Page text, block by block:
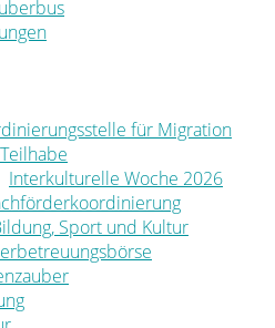
für Migration
Interkulturelle Woche 2026
Sport und Kultur